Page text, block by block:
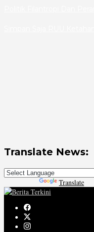
Translate News:
Translate